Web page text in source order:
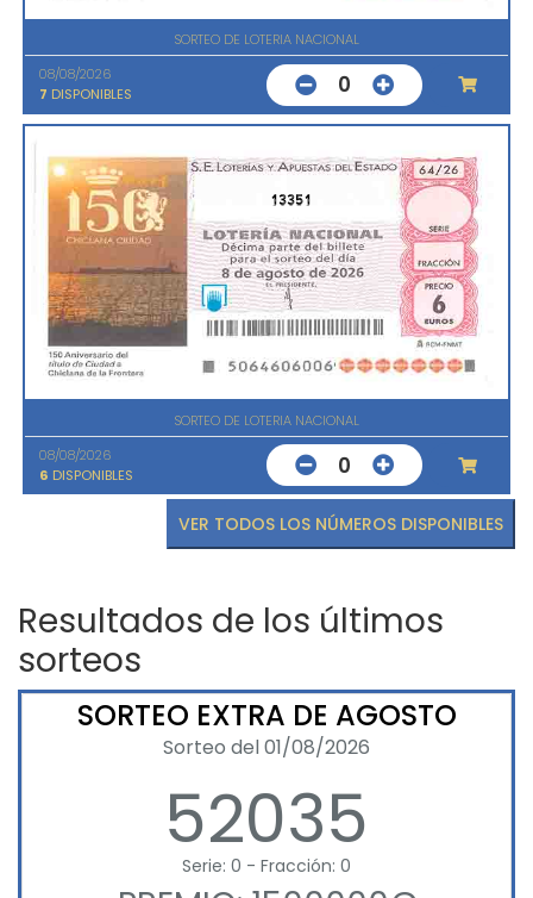
SORTEO DE LOTERIA NACIONAL
08/08/2026
7 DISPONIBLES 0
13351
SORTEO DE LOTERIA NACIONAL
08/08/2026
6 DISPONIBLES 0
VER TODOS LOS NÚMEROS DISPONIBLES
Resultados de los últimos
sorteos
SORTEO EXTRA DE AGOSTO
Sorteo del 01/08/2026
52035
Serie: 0 - Fracción: 0